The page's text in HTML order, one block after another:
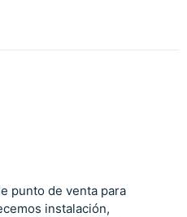
punto de venta para
instalación,